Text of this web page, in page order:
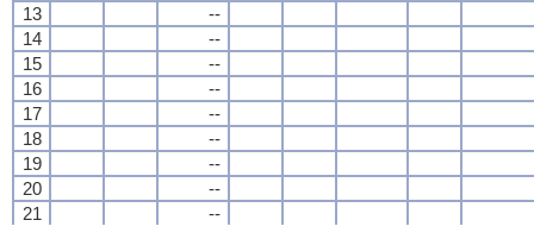
13
--
14
--
15
--
16
--
17
--
18
--
19
--
20
--
21
--
13
--
14
--
15
--
16
--
17
--
18
--
19
--
20
--
21
--
13
--
14
--
15
--
16
--
17
--
18
--
19
--
20
--
21
--
13
--
14
--
15
--
16
--
17
--
18
--
19
--
20
--
21
--